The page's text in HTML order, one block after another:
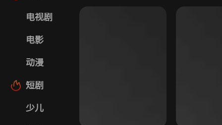
电视剧
电影
动漫
短剧
少儿